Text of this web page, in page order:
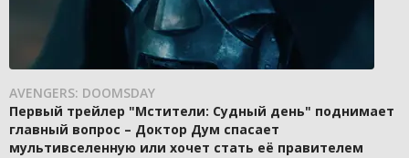
AVENGERS: DOOMSDAY
Первый трейлер "Мстители: Судный день" поднимает
главный вопрос – Доктор Дум спасает
мультивселенную или хочет стать её правителем